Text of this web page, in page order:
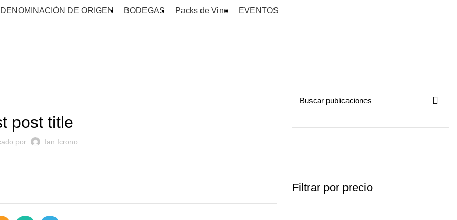
DENOMINACIÓN DE ORIGEN BODEGAS Packs de Vino EVENTOS
post title
por Ian Icrono
Filtrar por precio